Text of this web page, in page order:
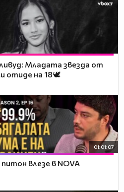
Младата звезда от
отиде на 18🕊️
01:01:07
влезе в NOVA